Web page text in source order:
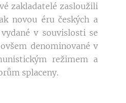
zakladatelé zasloužili
novou éru českých a
v souvislosti se
denominované v
režimem a
splaceny.